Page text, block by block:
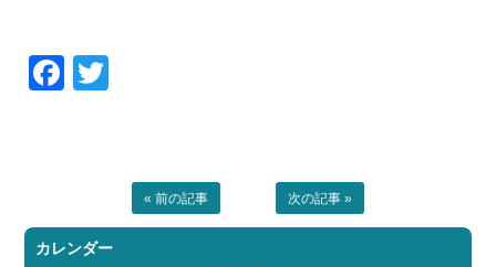
Facebook
« 前の記事 次の記事 »
カレンダー